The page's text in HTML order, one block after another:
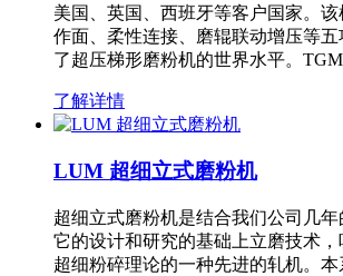
美国、英国、西班牙等客户国家。
作面、柔性连接、磨辊联动增压等五
了超压梯形磨粉机的世界水平。
了解详情
LUM 超细立式磨粉机
超细立式磨粉机是结合我们公司几年
它的设计和研究的基础上立磨技术
超细粉碎理论的一种先进的轧机。